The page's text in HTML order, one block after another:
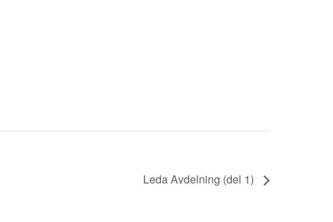
Leda Avdelning (del 1)